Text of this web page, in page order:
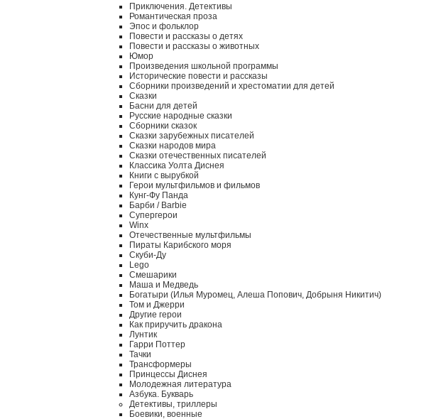
Приключения. Детективы
Романтическая проза
Эпос и фольклор
Повести и рассказы о детях
Повести и рассказы о животных
Юмор
Произведения школьной программы
Исторические повести и рассказы
Сборники произведений и хрестоматии для детей
Сказки
Басни для детей
Русские народные сказки
Сборники сказок
Сказки зарубежных писателей
Сказки народов мира
Сказки отечественных писателей
Классика Уолта Диснея
Книги с вырубкой
Герои мультфильмов и фильмов
Кунг-Фу Панда
Барби / Barbie
Супергерои
Winx
Отечественные мультфильмы
Пираты Карибского моря
Скуби-Ду
Lego
Смешарики
Маша и Медведь
Богатыри (Илья Муромец, Алеша Попович, Добрыня Никитич)
Том и Джерри
Другие герои
Как приручить дракона
Лунтик
Гарри Поттер
Тачки
Трансформеры
Принцессы Диснея
Молодежная литература
Азбука. Букварь
Детективы, триллеры
Боевики, военные